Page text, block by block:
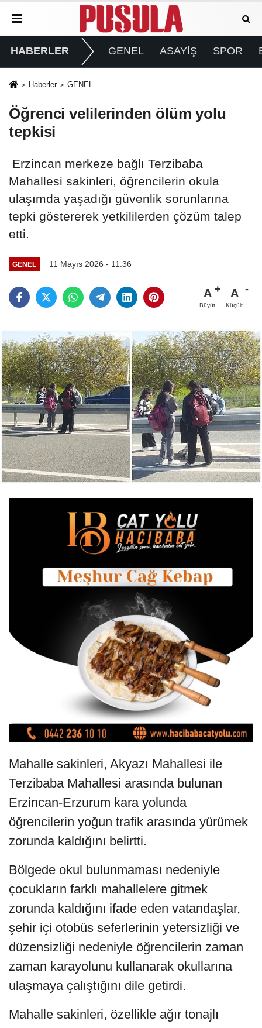
HABERLER GENEL ASAYİŞ SPOR
Haberler GENEL
Öğrenci velilerinden ölüm yolu
tepkisi
Erzincan merkeze bağlı Terzibaba
Mahallesi sakinleri, öğrencilerin okula
ulaşımda yaşadığı güvenlik sorunlarına
tepki göstererek yetkililerden çözüm talep
etti.
GENEL 11 Mayıs 2026 - 11:36
A
Büyüt
A
Küçült
Mahalle sakinleri, Akyazı Mahallesi ile
Terzibaba Mahallesi arasında bulunan
Erzincan-Erzurum kara yolunda
öğrencilerin yoğun trafik arasında yürümek
zorunda kaldığını belirtti.
Bölgede okul bulunmaması nedeniyle
çocukların farklı mahallelere gitmek
zorunda kaldığını ifade eden vatandaşlar,
şehir içi otobüs seferlerinin yetersizliği ve
düzensizliği nedeniyle öğrencilerin zaman
zaman karayolunu kullanarak okullarına
ulaşmaya çalıştığını dile getirdi.
Mahalle sakinleri, özellikle ağır tonajlı